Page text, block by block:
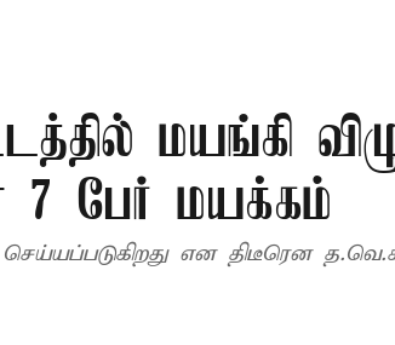
மயங்கி
பேர் மயக்கம்
செய்யப்படுகிறது என திடீரென